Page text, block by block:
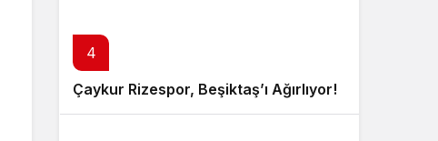
4
Çaykur Rizespor, Beşiktaş’ı Ağırlıyor!